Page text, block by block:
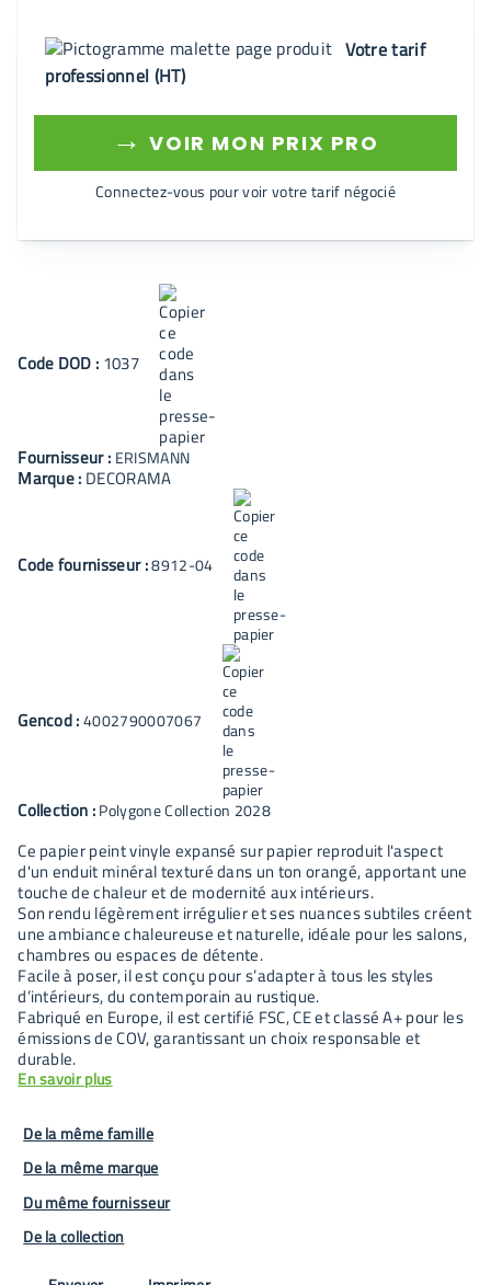
Votre tarif
professionnel (HT)
→ VOIR MON PRIX PRO
Connectez-vous pour voir votre tarif négocié
Code DOD : 1037
Fournisseur : ERISMANN
Marque : DECORAMA
Code fournisseur :8912-04
Gencod :4002790007067
Collection :Polygone Collection 2028
Ce papier peint vinyle expansé sur papier reproduit l'aspect
d'un enduit minéral texturé dans un ton orangé, apportant une
touche de chaleur et de modernité aux intérieurs.
Son rendu légèrement irrégulier et ses nuances subtiles créent
une ambiance chaleureuse et naturelle, idéale pour les salons,
chambres ou espaces de détente.
Facile à poser, il est conçu pour s’adapter à tous les styles
d’intérieurs, du contemporain au rustique.
Fabriqué en Europe, il est certifié FSC, CE et classé A+ pour les
émissions de COV, garantissant un choix responsable et
durable.
En savoir plus
De la même famille
De la même marque
Du même fournisseur
De la collection